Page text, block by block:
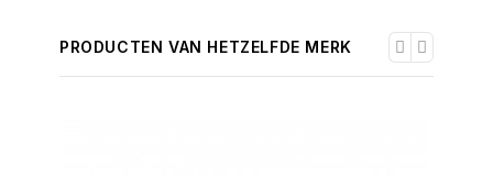
PRODUCTEN VAN HETZELFDE MERK